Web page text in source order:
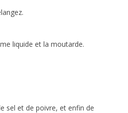
liquide et la moutarde.
sel et de poivre, et enfin de